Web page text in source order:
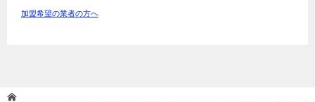
加盟希望の業者の方へ